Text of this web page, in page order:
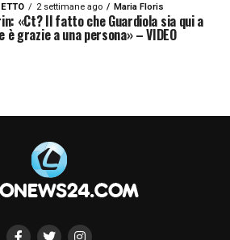
2 settimane ago Maria Floris
«Ct? Il fatto che Guardiola sia qui a
è grazie a una persona» – VIDEO